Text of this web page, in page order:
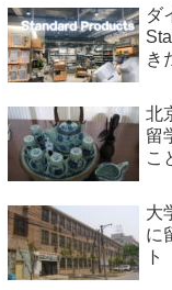
ダ
き
北
留
こ
大
に
ト